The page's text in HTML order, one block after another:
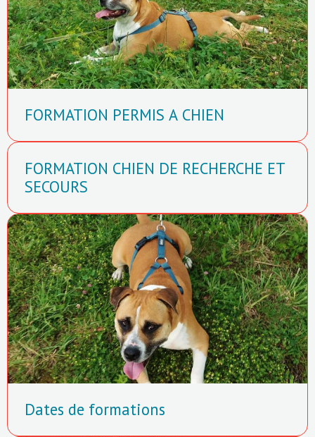
FORMATION PERMIS A CHIEN
FORMATION CHIEN DE RECHERCHE ET
SECOURS
Dates de formations